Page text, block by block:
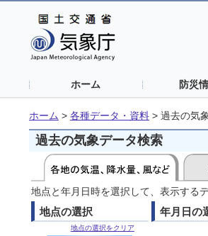
ホーム 防災
ホーム > 各種データ・資料 > 過去の気
過去の気象データ検索
地点と年月日時を選択して、表示する
地点の選択
地点の選択をクリア
年月日の